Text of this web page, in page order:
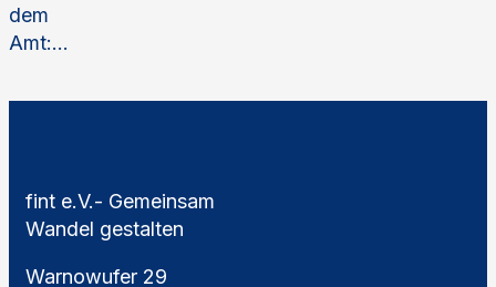
dem
Amt:...
fint e.V.- Gemeinsam
Wandel gestalten
Warnowufer 29